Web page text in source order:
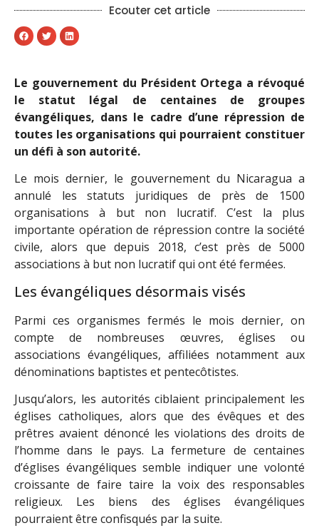
Ecouter cet article
Le gouvernement du Président Ortega a révoqué
le statut légal de centaines de groupes
évangéliques, dans le cadre d’une répression de
toutes les organisations qui pourraient constituer
un défi à son autorité.
Le mois dernier, le gouvernement du Nicaragua a
annulé les statuts juridiques de près de 1500
organisations à but non lucratif. C’est la plus
importante opération de répression contre la société
civile, alors que depuis 2018, c’est près de 5000
associations à but non lucratif qui ont été fermées.
Les évangéliques désormais visés
Parmi ces organismes fermés le mois dernier, on
compte de nombreuses œuvres, églises ou
associations évangéliques, affiliées notamment aux
dénominations baptistes et pentecôtistes.
Jusqu’alors, les autorités ciblaient principalement les
églises catholiques, alors que des évêques et des
prêtres avaient dénoncé les violations des droits de
l’homme dans le pays. La fermeture de centaines
d’églises évangéliques semble indiquer une volonté
croissante de faire taire la voix des responsables
religieux. Les biens des églises évangéliques
pourraient être confisqués par la suite.